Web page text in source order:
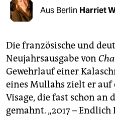
fragen & hilfe
abo
genossenschaft
epaper login
Aus Berlin Harriet
Die französische und
Neujahrsausgabe von
Gewehrlauf einer
eines Mullahs zielt er
Visage, die fast schon an
gemahnt. „2017 – Endlich